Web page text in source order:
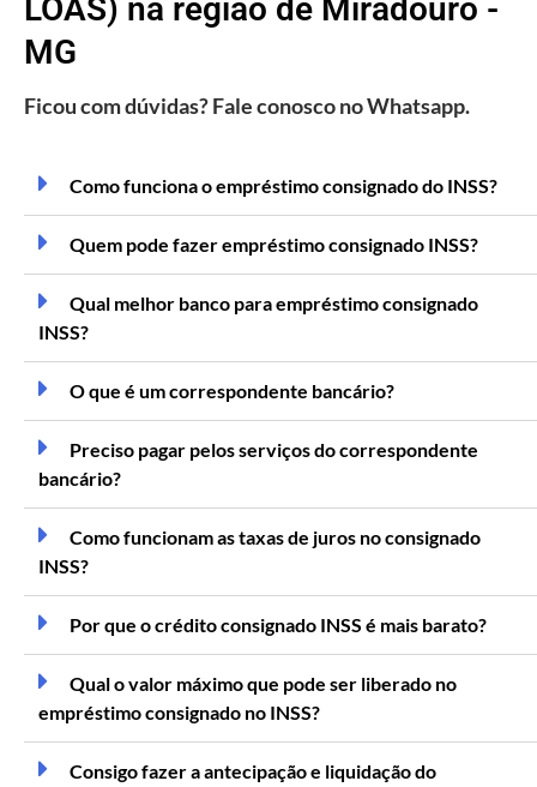
LOAS) na região de Miradouro -
MG
Ficou com dúvidas? Fale conosco no Whatsapp.
Como funciona o empréstimo consignado do INSS?
Quem pode fazer empréstimo consignado INSS?
Qual melhor banco para empréstimo consignado
INSS?
O que é um correspondente bancário?
Preciso pagar pelos serviços do correspondente
bancário?
Como funcionam as taxas de juros no consignado
INSS?
Por que o crédito consignado INSS é mais barato?
Qual o valor máximo que pode ser liberado no
empréstimo consignado no INSS?
Consigo fazer a antecipação e liquidação do